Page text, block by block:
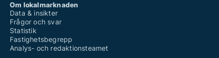
Om lokalmarknaden
Data & insikter
Frågor och svar
Statistik
Fastighetsbegrepp
Analys- och redaktionsteamet